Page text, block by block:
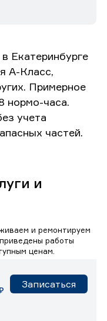
Екатеринбурге
А-Класс,
Примерное
нормо-часа.
учета
частей.
и
и ремонтируем
работы
ценам.
Записаться